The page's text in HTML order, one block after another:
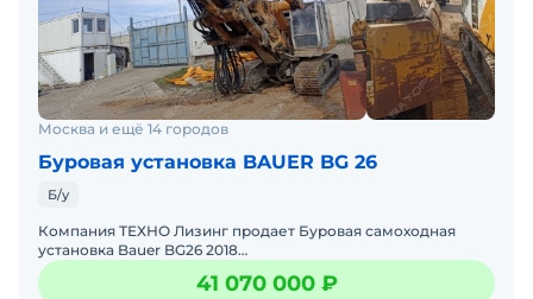
Москва и ещё 14 городов
Буровая установка BAUER BG 26
Б/у
Компания ТЕХНО Лизинг продает Буровая самоходная
установка Bauer BG26 2018
года.Характеристики:Технические характеристики буровой
установкиБазовое шасси &hellip
41 070 000 ₽